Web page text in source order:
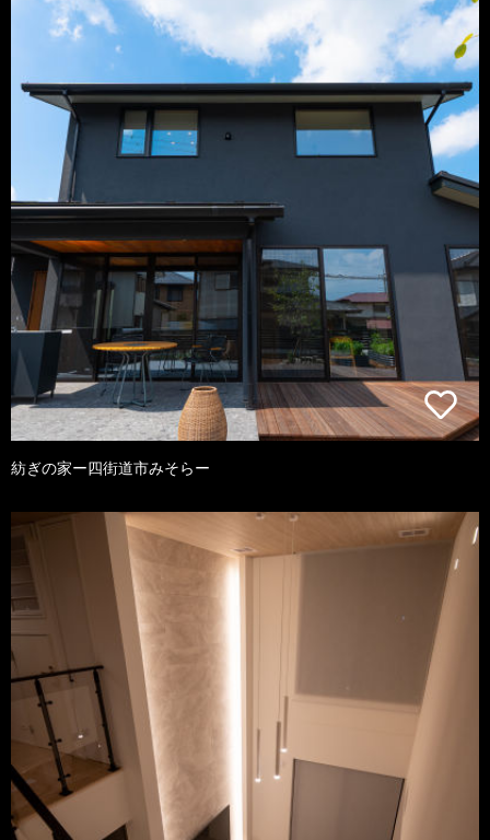
紡ぎの家ー四街道市みそらー